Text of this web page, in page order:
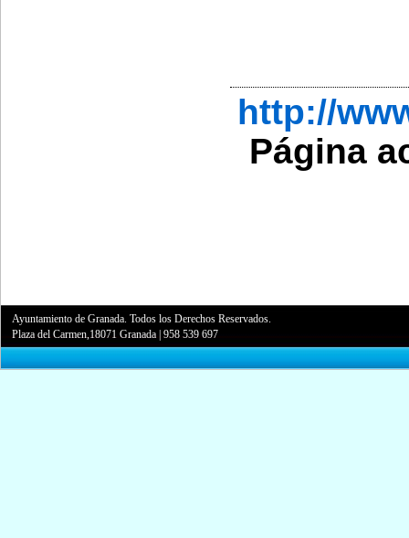
http://
Página
Ayuntamiento de Granada. Todos los Derechos Reservados.
Plaza del Carmen,18071 Granada |958 539 697